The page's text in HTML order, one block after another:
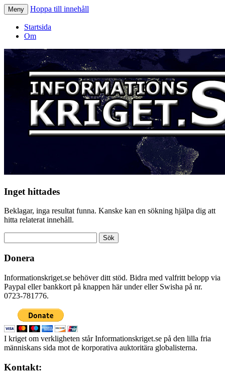
Informationskriget.se
Meny Hoppa till innehåll
Startsida
Om
Inget hittades
Beklagar, inga resultat funna. Kanske kan en sökning hjälpa dig att
hitta relaterat innehåll.
efter:
Donera
Informationskriget.se behöver ditt stöd. Bidra med valfritt belopp via
Paypal eller bankkort på knappen här under eller Swisha på nr.
0723-781776.
I kriget om verkligheten står Informationskriget.se på den lilla fria
människans sida mot de korporativa auktoritära globalisterna.
Kontakt: